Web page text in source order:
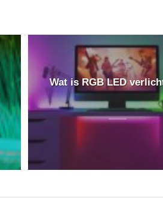
Wat is RGB LED